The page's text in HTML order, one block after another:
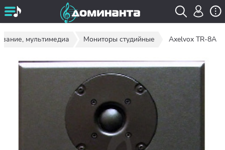
мультимедиа Мониторы студийные Axelvox TR-8A